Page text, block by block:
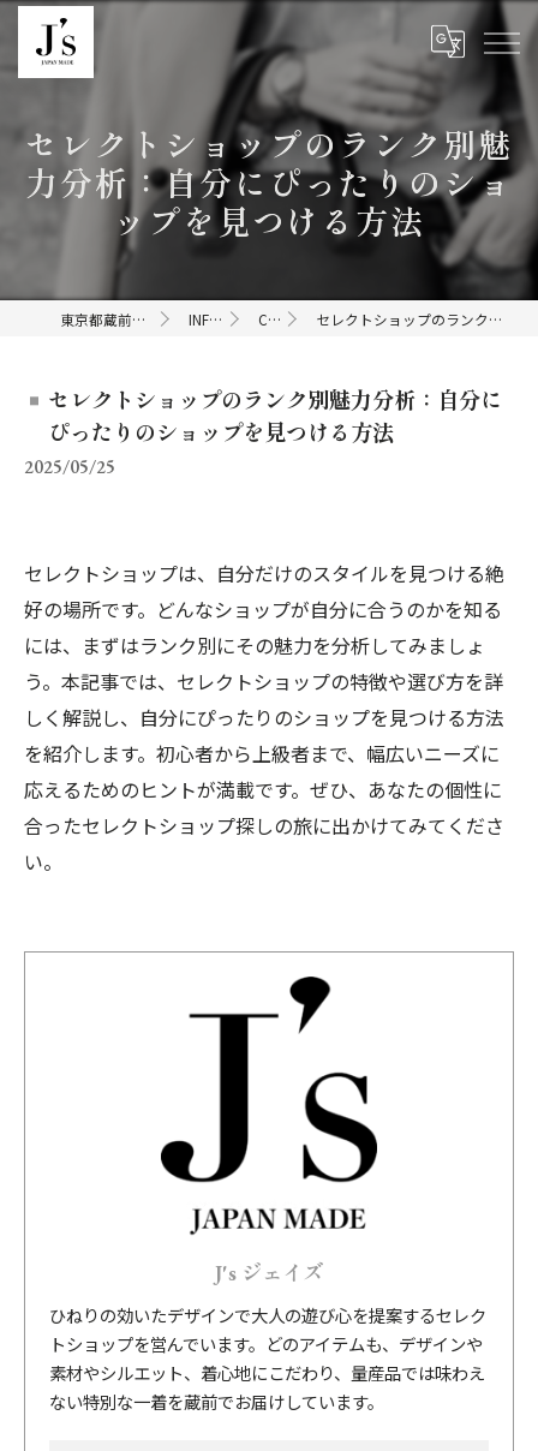
セレクトショップのランク別魅
力分析：自分にぴったりのショ
ップを見つける方法
東京都蔵前のセレクトショップならJ's INFORMATION COLUMN セレクトショップのランク別魅力分析：自分にぴったりのショップを見つける方法
セレクトショップのランク別魅力分析：自分に
ぴったりのショップを見つける方法
2025/05/25
セレクトショップは、自分だけのスタイルを見つける絶
好の場所です。どんなショップが自分に合うのかを知る
には、まずはランク別にその魅力を分析してみましょ
う。本記事では、セレクトショップの特徴や選び方を詳
しく解説し、自分にぴったりのショップを見つける方法
を紹介します。初心者から上級者まで、幅広いニーズに
応えるためのヒントが満載です。ぜひ、あなたの個性に
合ったセレクトショップ探しの旅に出かけてみてくださ
い。
J's ジェイズ
ひねりの効いたデザインで大人の遊び心を提案するセレク
トショップを営んでいます。どのアイテムも、デザインや
素材やシルエット、着心地にこだわり、量産品では味わえ
ない特別な一着を蔵前でお届けしています。